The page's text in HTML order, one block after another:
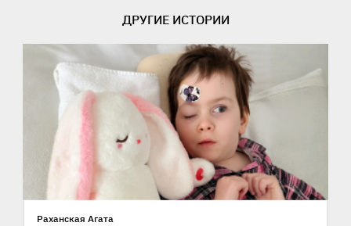
ДРУГИЕ ИСТОРИИ
Раханская Агата